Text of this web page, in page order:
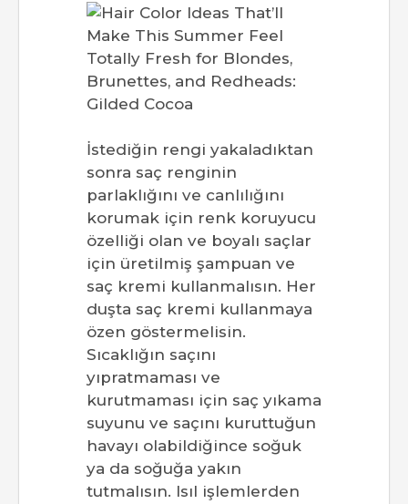
İstediğin rengi yakaladıktan
sonra saç renginin
parlaklığını ve canlılığını
korumak için renk koruyucu
özelliği olan ve boyalı saçlar
için üretilmiş şampuan ve
saç kremi kullanmalısın. Her
duşta saç kremi kullanmaya
özen göstermelisin.
Sıcaklığın saçını
yıpratmaması ve
kurutmaması için saç yıkama
suyunu ve saçını kuruttuğun
havayı olabildiğince soğuk
ya da soğuğa yakın
tutmalısın. Isıl işlemlerden